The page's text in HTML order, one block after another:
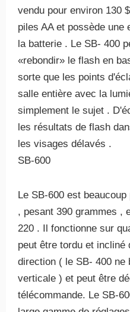
vendu pour environ 130
piles AA et possède une
la batterie . Le SB- 400
«rebondir» le flash en
sorte que les points
salle entière avec la
simplement le sujet .
les résultats de flash
les visages délavés .
SB-600
Le SB-600 est
, pesant 390 grammes ,
220 . Il fonctionne sur
peut être tordu et incliné
direction ( le SB- 400
verticale ) et peut être
télécommande. Le SB-